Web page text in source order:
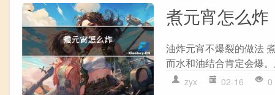
煮元宵怎么炸
油炸元宵不爆裂的做法
而水和油结合肯定会爆
zyx 02-16 0